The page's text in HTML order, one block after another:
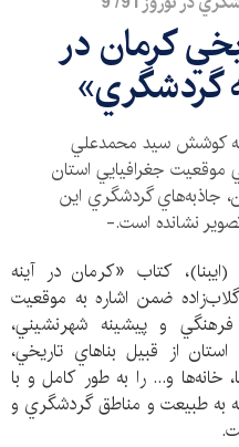
كرمان در
گردشگري»
به كوشش سيد محمدعلي
موقعيت جغرافيايي استان
جاذبه‌هاي گردشگري اين
نشانده است.-
كتاب «كرمان در آينه
ضمن اشاره به موقعيت
و پيشينه شهرنشيني،
از قبيل بناهاي تاريخي،
خانه‌ها و... را به طور كامل و با
به طبيعت و مناطق گردشگري و